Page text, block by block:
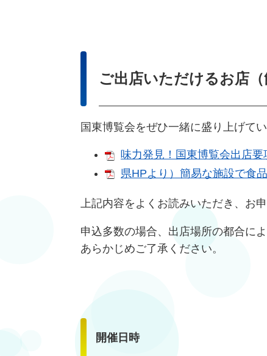
ご出店いただけるお店
国東博覧会をぜひ一緒に盛り上げて
味力発見！国東博覧会出店
県HPより）簡易な施設で食
上記内容をよくお読みいただき、お申
申込多数の場合、出店場所の都合に
あらかじめご了承ください。
開催日時